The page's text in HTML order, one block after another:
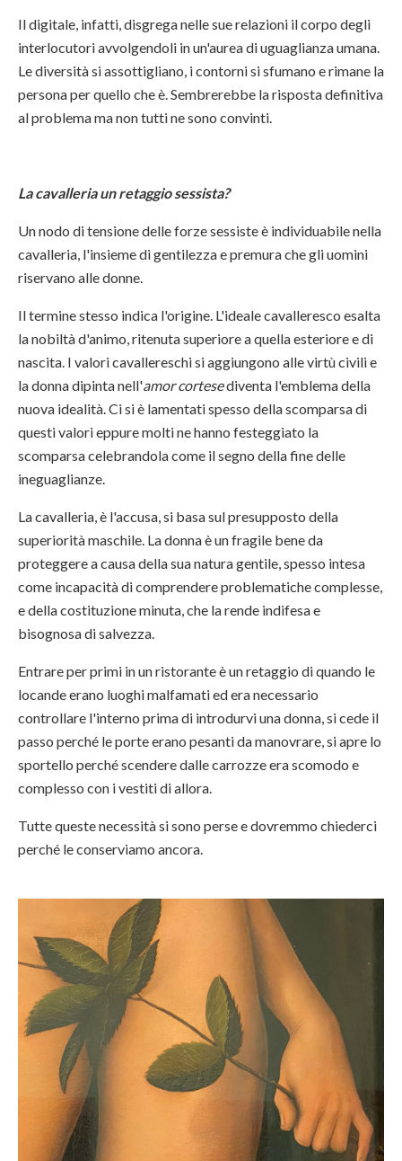
Il digitale, infatti, disgrega nelle sue relazioni il corpo degli
interlocutori avvolgendoli in un'aurea di uguaglianza umana.
Le diversità si assottigliano, i contorni si sfumano e rimane la
persona per quello che è. Sembrerebbe la risposta definitiva
al problema ma non tutti ne sono convinti.
La cavalleria un retaggio sessista?
Un nodo di tensione delle forze sessiste è individuabile nella
cavalleria, l'insieme di gentilezza e premura che gli uomini
riservano alle donne.
Il termine stesso indica l'origine. L'ideale cavalleresco esalta
la nobiltà d'animo, ritenuta superiore a quella esteriore e di
nascita. I valori cavallereschi si aggiungono alle virtù civili e
la donna dipinta nell'amor cortesediventa l'emblema della
nuova idealità. Ci si è lamentati spesso della scomparsa di
questi valori eppure molti ne hanno festeggiato la
scomparsa celebrandola come il segno della fine delle
ineguaglianze.
La cavalleria, è l'accusa, si basa sul presupposto della
superiorità maschile. La donna è un fragile bene da
proteggere a causa della sua natura gentile, spesso intesa
come incapacità di comprendere problematiche complesse,
e della costituzione minuta, che la rende indifesa e
bisognosa di salvezza.
Entrare per primi in un ristorante è un retaggio di quando le
locande erano luoghi malfamati ed era necessario
controllare l'interno prima di introdurvi una donna, si cede il
passo perché le porte erano pesanti da manovrare, si apre lo
sportello perché scendere dalle carrozze era scomodo e
complesso con i vestiti di allora.
Tutte queste necessità si sono perse e dovremmo chiederci
perché le conserviamo ancora.